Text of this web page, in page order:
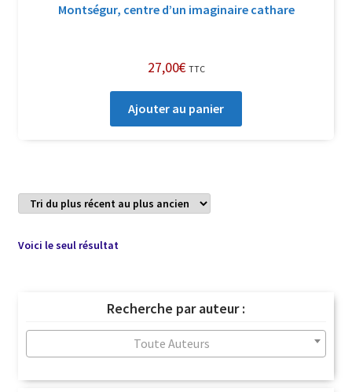
Montségur, centre d’un imaginaire cathare
27,00€ TTC
Ajouter au panier
Voici le seul résultat
Recherche par auteur :
Toute Auteurs